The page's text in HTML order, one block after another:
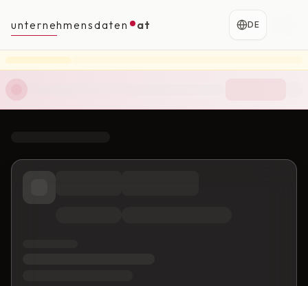
unternehmensdaten at DE